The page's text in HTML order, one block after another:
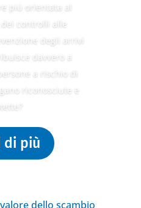
più orientata al
controlli alle
degli arrivi
davvero a
a rischio di
riconosciute e
di più